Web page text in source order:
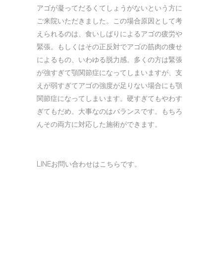
アゴが凝ってだるくてしょうがないという方に
ご来院いただきました。この場合原因として考
えられるのは、食いしばりによるアゴの疲労や
緊張。もしくはその正反対でアゴの筋肉の痩せ
によるもの、いわゆる脱力感。多くの方は緊張
が強すぎて顎関節症になってしまいますが、支
えが弱すぎてアゴの強度が足りない場合にも顎
関節症になってしまいます。硬すぎてもやわす
ぎてもだめ。大事なのはバランスです。もちろ
んその両方に対応した施術ができます。
LINEお問い合わせはこちらです。